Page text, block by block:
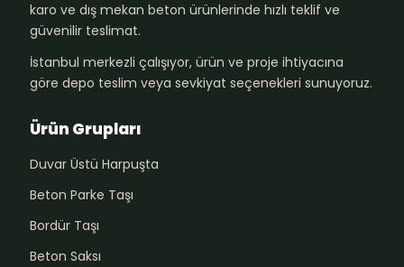
karo ve dış mekan beton ürünlerinde hızlı teklif ve
güvenilir teslimat.
İstanbul merkezli çalışıyor, ürün ve proje ihtiyacına
göre depo teslim veya sevkiyat seçenekleri sunuyoruz.
Ürün Grupları
Duvar Üstü Harpuşta
Beton Parke Taşı
Bordür Taşı
Beton Saksı